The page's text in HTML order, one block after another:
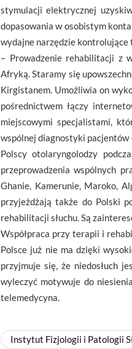
stymulacji elektrycznej
dopasowania w osobistym
wydajne narzędzie kontrolujące
– Prowadzenie rehabilitacji z
Afryką. Staramy się
Kirgistanem. Umożliwia on
pośrednictwem łączy
miejscowymi specjalistami,
wspólnej diagnostyki pacjentów
Polscy otolaryngolodzy
przeprowadzenia wspólnych
Ghanie, Kamerunie, Maroko,
przyjeżdżają także do Polski
rehabilitacji słuchu. Są
Współpraca przy terapii i
Polsce już nie ma dzięki
przyjmuje się, że niedosłuch
wyleczyć motywuje do
telemedycyna.
Instytut Fizjologii i Patologii